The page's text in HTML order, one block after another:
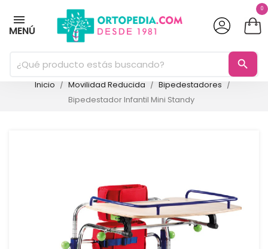
MENÚ
0
search
Inicio Movilidad Reducida
Bipedestadores
Bipedestador Infantil Mini Standy